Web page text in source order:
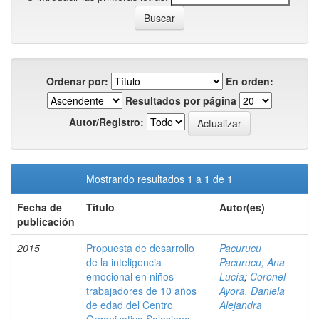
Ordenar por:
En orden:
Resultados por página
Autor/Registro:
Mostrando resultados 1 a 1 de 1
Fecha de
publicación
Título Autor(es)
2015
Propuesta de desarrollo
de la inteligencia
emocional en niños
trabajadores de 10 años
de edad del Centro
Pacurucu
Pacurucu, Ana
Lucía; Coronel
Ayora, Daniela
Alejandra